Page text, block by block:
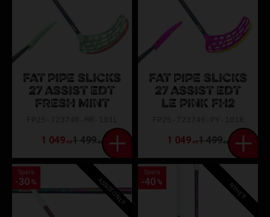
FAT PIPE SLICKS
27 ASSIST EDT
FRESH MINT
1 049KR1 499KR
FAT PIPE SLICKS
27 ASSIST EDT
LE PINK FH2
1 049KR1 499KR
Spara
30 % ASSIST ONLY
Spara
40 % NYHET!